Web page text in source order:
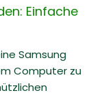
Einfache
Samsung
Computer zu